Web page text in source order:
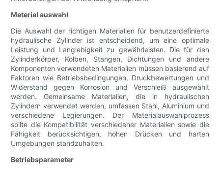
Material auswahl
Die Auswahl der richtigen Materialien für benutzerdefinierte
hydraulische Zylinder ist entscheidend, um eine optimale
Leistung und Langlebigkeit zu gewährleisten. Die für den
Zylinderkörper, Kolben, Stangen, Dichtungen und andere
Komponenten verwendeten Materialien müssen basierend auf
Faktoren wie Betriebsbedingungen, Druckbewertungen und
Widerstand gegen Korrosion und Verschleiß ausgewählt
werden. Gemeinsame Materialien, die in hydraulischen
Zylindern verwendet werden, umfassen Stahl, Aluminium und
verschiedene Legierungen. Der Materialauswahlprozess
sollte die Kompatibilität verschiedener Materialien sowie die
Fähigkeit berücksichtigen, hohen Drücken und harten
Umgebungen standzuhalten.
Betriebsparameter